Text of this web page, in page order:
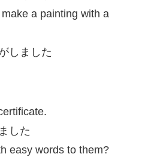
a painting with a
しました
した
easy words to them?